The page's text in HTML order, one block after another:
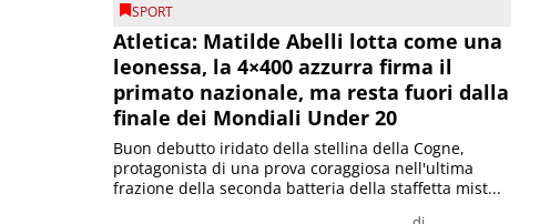
SPORT
Atletica: Matilde Abelli lotta come una
leonessa, la 4×400 azzurra firma il
primato nazionale, ma resta fuori dalla
finale dei Mondiali Under 20
Buon debutto iridato della stellina della Cogne,
protagonista di una prova coraggiosa nell'ultima
frazione della seconda batteria della staffetta mist...